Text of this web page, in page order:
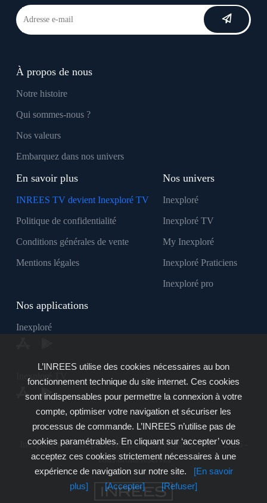
À propos de nous
Notre histoire
Qui sommes-nous ?
Nos valeurs
Embarquez dans nos univers
En savoir plus
INREES TV devient Inexploré TV
Politique de confidentialité
Conditions générales de vente
Mentions légales
Nos univers
Inexploré
Inexploré TV
My Inexploré
Inexploré Praticiens
Inexploré pro
Nos applications
Inexploré
Inexploré TV
Inexploré est édité par INREES - Copyright © 2007 - 2026 -
Tous droits réservés
L’INREES utilise des cookies nécessaires au bon
fonctionnement technique du site internet. Ces cookies
sont indispensables pour permettre la connexion à votre
compte, optimiser votre navigation et sécuriser les
processus de commande. L’INREES n’utilise pas de
cookies paramétrables. En cliquant sur ‘accepter’ vous
acceptez ces cookies strictement nécessaires à une
expérience de navigation sur notre site.
[En savoir
plus]
[Accepter] [Refuser]